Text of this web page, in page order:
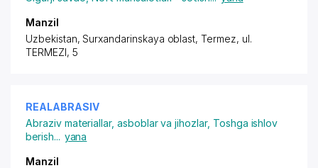
Manzil
Uzbekistan, Surxandarinskaya oblast, Termez, ul.
TERMEZI, 5
REALABRASIV
Abraziv materiallar, asboblar va jihozlar, Toshga ishlov
berish... yana
Manzil